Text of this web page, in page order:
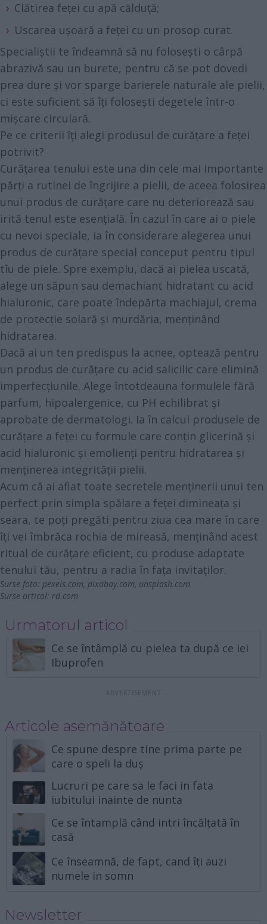
Clătirea feței cu apă călduță;
Uscarea ușoară a feței cu un prosop curat.
Specialiștii te îndeamnă să nu folosești o cârpă
abrazivă sau un burete, pentru că se pot dovedi
prea dure și vor sparge barierele naturale ale pielii,
ci este suficient să îți folosești degetele într-o
mișcare circulară.
Pe ce criterii îți alegi produsul de curățare a feței
potrivit?
Curățarea tenului este una din cele mai importante
părți a rutinei de îngrijire a pielii, de aceea folosirea
unui produs de curățare care nu deteriorează sau
irită tenul este esențială. În cazul în care ai o piele
cu nevoi speciale, ia în considerare alegerea unui
produs de curățare special conceput pentru tipul
tîu de piele. Spre exemplu, dacă ai pielea uscată,
alege un săpun sau demachiant hidratant cu acid
hialuronic, care poate îndepărta machiajul, crema
de protecție solară și murdăria, menținând
hidratarea.
Dacă ai un ten predispus la acnee, optează pentru
un produs de curățare cu acid salicilic care elimină
imperfecțiunile. Alege întotdeauna formulele fără
parfum, hipoalergenice, cu PH echilibrat și
aprobate de dermatologi. Ia în calcul produsele de
curățare a feței cu formule care conțin glicerină și
acid hialuronic și emolienți pentru hidratarea și
menținerea integrității pielii.
Acum că ai aflat toate secretele menținerii unui ten
perfect prin simpla spălare a feței dimineața și
seara, te poți pregăti pentru ziua cea mare în care
îți vei îmbrăca rochia de mireasă, menținând acest
ritual de curățare eficient, cu produse adaptate
tenului tău, pentru a radia în fața invitaților.
Surse foto: pexels.com, pixabay.com, unsplash.com
Surse articol: rd.com
Urmatorul articol
Ce se întâmplă cu pielea ta după ce iei
Ibuprofen
Articole asemănătoare
Ce spune despre tine prima parte pe
care o speli la duș
Lucruri pe care sa le faci in fata
iubitului inainte de nunta
Ce se întamplă când intri încălțată în
casă
Ce înseamnă, de fapt, cand îți auzi
numele in somn
Newsletter